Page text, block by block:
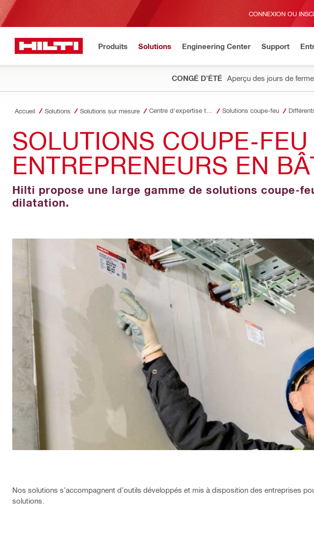
CONNEXION OU
Produits Solutions Engineering Center Support
CONGÉ D'ÉTÉ Aperçu des jours de
Accueil Solutions Solutions sur mesure Solutions coupe-feu
SOLUTIONS COUPE-
ENTREPRENEURS EN
Hilti propose une large gamme de solutions coupe-
dilatation.
Nos solutions s’accompagnent d’outils développés et mis à disposition des entreprises
solutions.